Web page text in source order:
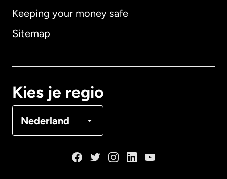
Keeping your money safe
Sitemap
Kies je regio
Nederland
Australië